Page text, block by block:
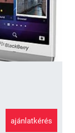
ajánlatkérés